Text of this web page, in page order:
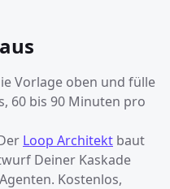
Vorlage oben und fülle
60 bis 90 Minuten pro
Loop Architekt baut
Deiner Kaskade
Kostenlos,